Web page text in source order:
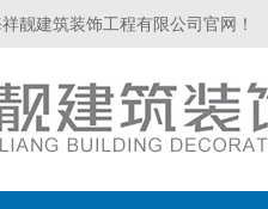
靓建筑装饰工程有限公司官网！